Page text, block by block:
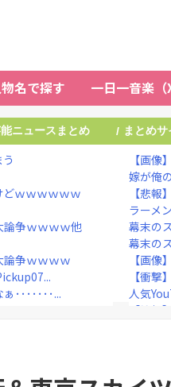
名で探す 一日一音楽（X
ニュースまとめ / まとめ
ｗｗｗｗｗｗ
論争ｗｗｗｗ他
論争ｗｗｗｗ
･･･････...
ｗｗ
トは無理よ」...
【画
嫁が俺
【悲
ラーメ
幕末の
幕末の
【画
【衝
人気
【衝
鈴木